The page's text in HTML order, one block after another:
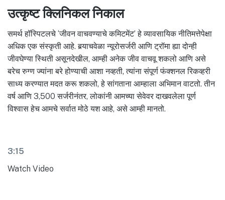
उत्कृष्ट क्लिनिकल निकाल
समर्थ हॉस्पिटलचे ‘जीवन वाचवण्याचे कमिटमेंट’ हे व्यावसायिक नीतिमत्तेपेक्षा
अधिक एक संस्कृती आहे. बर्‍याचवेळा न्यूरोसर्जरी आणि ट्रॉमा ह्या दोन्ही
जीवघेण्या स्थिती असूनदेखील, आम्ही अनेक जीव वाचवू शकलो आणि असे
बरेच रुग्ण ज्यांना बरे होण्याची आशा नव्हती, त्यांना संपूर्ण फंक्शनल रिकव्हरी
साध्य करण्यात मदत करू शकलो, हे सांगताना आम्हाला अभिमान वाटतो. तीन
वर्ष आणि 3,500 सर्जरीनंतर, लोकांनी आमच्या सेवेवर दाखवलेला पूर्ण
विश्वास हेच आमचे सर्वात मोठे यश आहे, असे आम्ही मानतो.
3:15
Watch Video